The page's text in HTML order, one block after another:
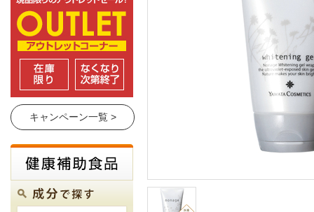
キャンペーン一覧 >